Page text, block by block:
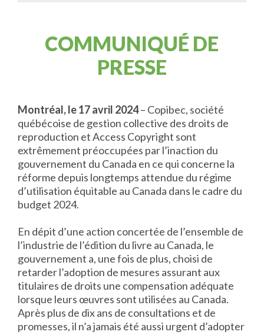
COMMUNIQUÉ DE
PRESSE
Montréal, le 17 avril 2024– Copibec, société
québécoise de gestion collective des droits de
reproduction et Access Copyright sont
extrêmement préoccupées par l’inaction du
gouvernement du Canada en ce qui concerne la
réforme depuis longtemps attendue du régime
d’utilisation équitable au Canada dans le cadre du
budget 2024.
En dépit d’une action concertée de l’ensemble de
l’industrie de l’édition du livre au Canada, le
gouvernement a, une fois de plus, choisi de
retarder l’adoption de mesures assurant aux
titulaires de droits une compensation adéquate
lorsque leurs œuvres sont utilisées au Canada.
Après plus de dix ans de consultations et de
promesses, il n’a jamais été aussi urgent d’adopter